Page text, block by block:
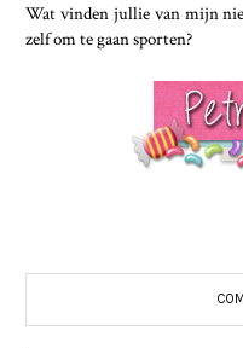
Wat vinden jullie van mijn
zelf om te gaan sporten?